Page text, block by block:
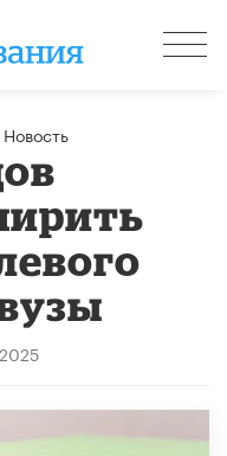
Новость